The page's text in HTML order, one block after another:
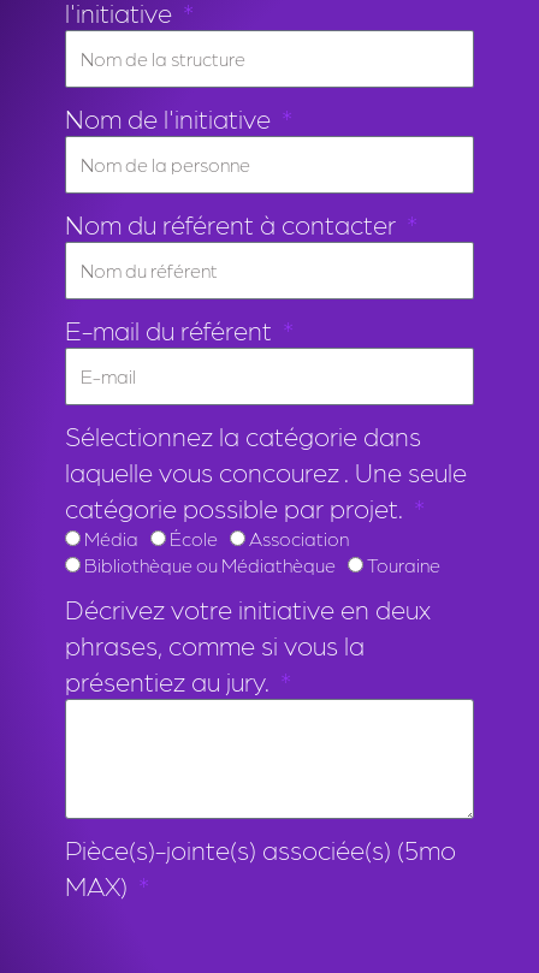
l'initiative
Nom de l'initiative
Nom du référent à contacter
E-mail du référent
Sélectionnez la catégorie dans
laquelle vous concourez . Une seule
catégorie possible par projet.
Média École
Association
Bibliothèque ou Médiathèque
Touraine
Décrivez votre initiative en deux
phrases, comme si vous la
présentiez au jury.
Pièce(s)-jointe(s) associée(s) (5mo
MAX)